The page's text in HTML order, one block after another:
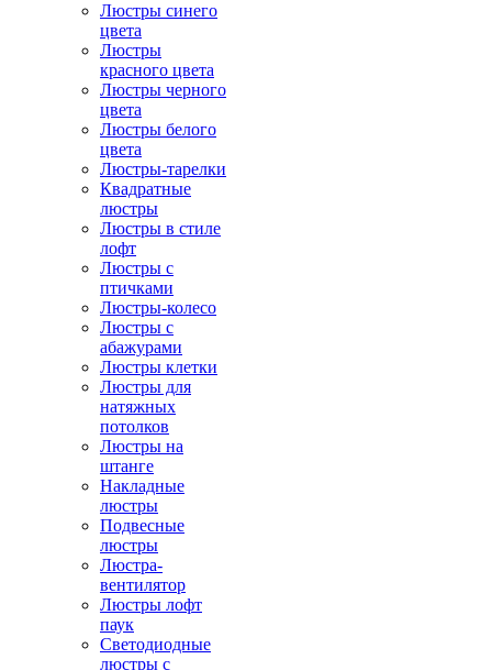
Люстры синего
цвета
Люстры
красного цвета
Люстры черного
цвета
Люстры белого
цвета
Люстры-тарелки
Квадратные
люстры
Люстры в стиле
лофт
Люстры с
птичками
Люстры-колесо
Люстры с
абажурами
Люстры клетки
Люстры для
натяжных
потолков
Люстры на
штанге
Накладные
люстры
Подвесные
люстры
Люстра-
вентилятор
Люстры лофт
паук
Светодиодные
люстры с